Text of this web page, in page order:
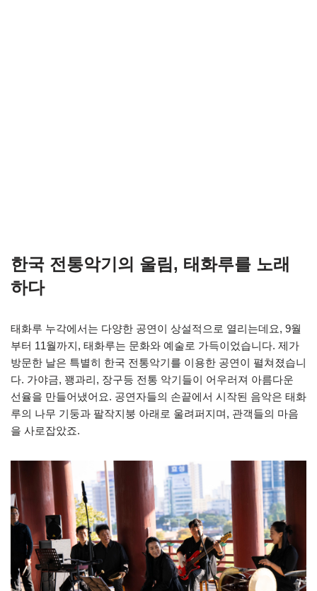
한국 전통악기의 울림, 태화루를 노래
하다
태화루 누각에서는 다양한 공연이 상설적으로 열리는데요, 9월
부터 11월까지, 태화루는 문화와 예술로 가득이었습니다. 제가
방문한 날은 특별히 한국 전통악기를 이용한 공연이 펼쳐졌습니
다. 가야금, 꽹과리, 장구등 전통 악기들이 어우러져 아름다운
선율을 만들어냈어요. 공연자들의 손끝에서 시작된 음악은 태화
루의 나무 기둥과 팔작지붕 아래로 울려퍼지며, 관객들의 마음
을 사로잡았죠.